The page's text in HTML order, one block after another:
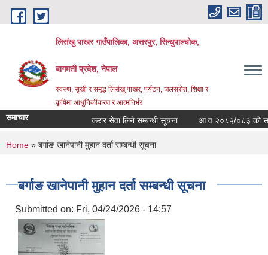
Skip to main content
लिसंखु पाखर गाउँपालिका, अत्तरपुर, सिन्धुपाल्चोक,
बागमती प्रदेश, नेपाल
स्वस्थ, सुखी र समृद्ध लिसंखु पाखर, पर्यटन, जलस्रोत, शिक्षा र
कृषिमा आधुनिकीकरण र आत्मनिर्भर
समाचार करार सेवा लिने सम्बन्धी सूचना आ व २०८२/०८३ काे
You are here
Home » बर्गाङ खानेपानी मुहान दर्ता सम्बन्धी सूचना
बर्गाङ खानेपानी मुहान दर्ता सम्बन्धी सूचना
Submitted on: Fri, 04/24/2026 - 14:57